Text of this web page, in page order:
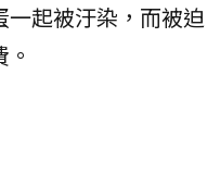
起被汙染，而被迫